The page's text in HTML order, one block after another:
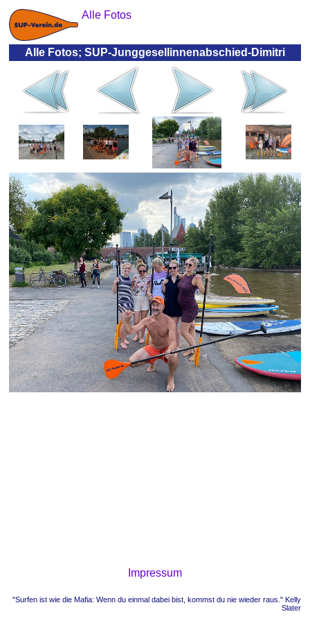
Alle Fotos
Alle Fotos; SUP-Junggesellinnenabschied-Dimitri
Impressum
"Surfen ist wie die Mafia: Wenn du einmal dabei bist, kommst du nie wieder raus." Kelly
Slater